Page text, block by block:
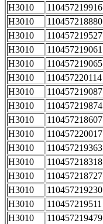
H3010
110457219916
H3010
110457218880
H3010
110457219527
H3010
110457219061
H3010
110457219065
H3010
110457220114
H3010
110457219087
H3010
110457219874
H3010
110457218607
H3010
110457220017
H3010
110457219363
H3010
110457218318
H3010
110457218727
H3010
110457219230
H3010
110457219511
H3010
110457219479